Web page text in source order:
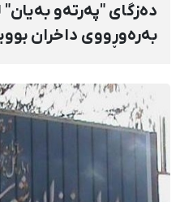
دەزگای "پەرتەو
بەرەوڕووی داخران